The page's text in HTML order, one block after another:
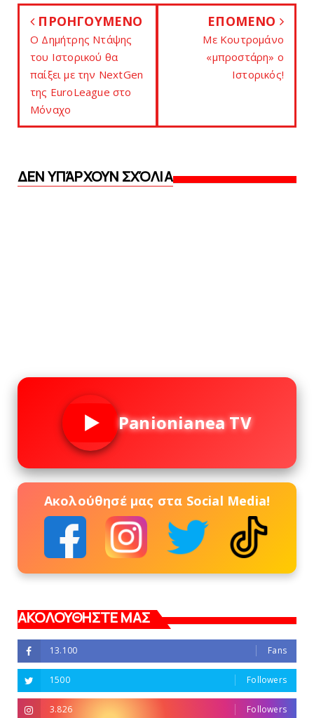
ΠΡΟΗΓΟΥΜΕΝΟ
Ο Δημήτρης Ντάψης
του Ιστορικού θα
παίξει με την NextGen
της EuroLeague στο
Μόναχο
ΕΠΟΜΕΝΟ
Mε Kουτρομάνο
«μπροστάρη» o
Ιστορικός!
ΔΕΝ ΥΠΆΡΧΟΥΝ ΣΧΌΛΙΑ
Panionianea TV
Ακολούθησέ μας στα Social Media!
ΑΚΟΛΟΥΘΗΣΤΕ ΜΑΣ
13.100 Fans
1500 Followers
3.826 Followers